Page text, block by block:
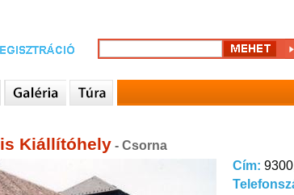
Kiállítóhely - Csorna
Cím: